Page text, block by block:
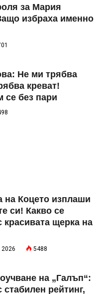
за Мария
избраха именно
Не ми трябва
креват!
се без пари
на Коцето изплаши
си! Какво се
красивата щерка на
5488
на „Галъп“:
рейтинг,